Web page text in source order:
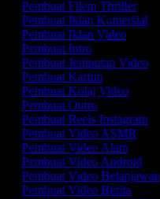
Pembuat Filem Thriller
Pembuat Iklan Komersial
Pembuat Iklan Video
Pembuat Intro
Pembuat Jemputan Video
Pembuat Kartun
Pembuat Kolaj Video
Pembuat Outro
Pembuat Reels Instagram
Pembuat Video ASMR
Pembuat Video Alam
Pembuat Video Android
Pembuat Video Belanjawan
Pembuat Video Berita